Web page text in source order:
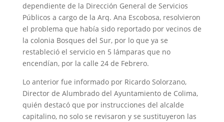
dependiente de la Dirección General de Servicios
Públicos a cargo de la Arq. Ana Escobosa, resolvieron
el problema que había sido reportado por vecinos de
la colonia Bosques del Sur, por lo que ya se
restableció el servicio en 5 lámparas que no
encendían, por la calle 24 de Febrero.
Lo anterior fue informado por Ricardo Solorzano,
Director de Alumbrado del Ayuntamiento de Colima,
quién destacó que por instrucciones del alcalde
capitalino, no solo se revisaron y se sustituyeron las